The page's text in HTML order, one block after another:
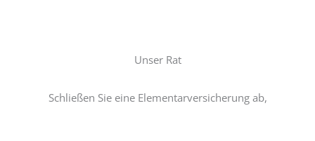
Unser Rat
Schließen Sie eine Elementarversicherung ab,